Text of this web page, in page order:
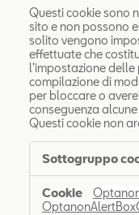
Questi cookie sono
sito e non possono
solito vengono
effettuate che
l'impostazione delle
compilazione di
per bloccare o
conseguenza
Questi cookie non
Cookie
strettamente
necessari